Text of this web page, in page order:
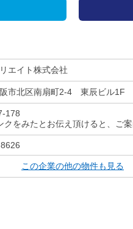
エイト株式会社
市北区南扇町2-4 東辰ビル1F
178
をみたとお伝え頂けると、ご
この企業の他の物件も見る